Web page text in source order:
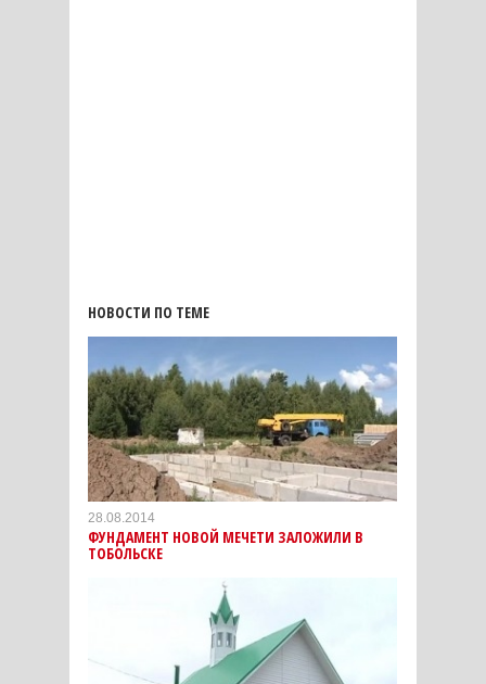
НОВОСТИ ПО ТЕМЕ
28.08.2014
ФУНДАМЕНТ НОВОЙ МЕЧЕТИ ЗАЛОЖИЛИ В
ТОБОЛЬСКЕ